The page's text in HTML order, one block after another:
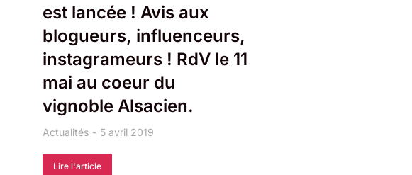
est lancée ! Avis aux
blogueurs, influenceurs,
instagrameurs ! RdV le 11
mai au coeur du
vignoble Alsacien.
Actualités 5 avril 2019
Lire l'article